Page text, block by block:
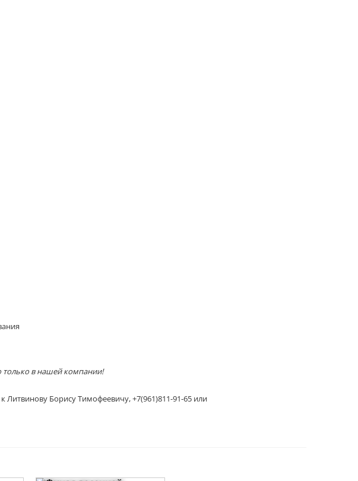
только в нашей компании!
Борису Тимофеевичу, +7(961)811-91-65 или